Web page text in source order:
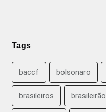
Tags
baccf bolsonaro
brasileiros brasileirão